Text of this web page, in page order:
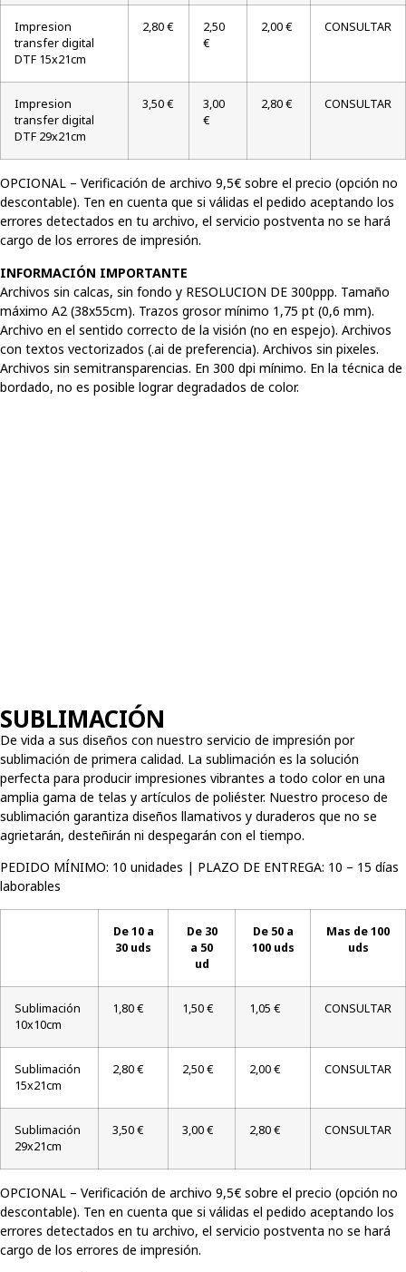
Impresion
transfer digital
DTF 15x21cm
2,80 €
2,50
€
2,00 € CONSULTAR
Impresion
transfer digital
DTF 29x21cm
3,50 €
3,00
€
2,80 € CONSULTAR
OPCIONAL – Verificación de archivo 9,5€ sobre el precio (opción no
descontable). Ten en cuenta que si válidas el pedido aceptando los
errores detectados en tu archivo, el servicio postventa no se hará
cargo de los errores de impresión.
INFORMACIÓN IMPORTANTE
Archivos sin calcas, sin fondo y RESOLUCION DE 300ppp. Tamaño
máximo A2 (38x55cm). Trazos grosor mínimo 1,75 pt (0,6 mm).
Archivo en el sentido correcto de la visión (no en espejo). Archivos
con textos vectorizados (.ai de preferencia). Archivos sin pixeles.
Archivos sin semitransparencias. En 300 dpi mínimo. En la técnica de
bordado, no es posible lograr degradados de color.
SUBLIMACIÓN
De vida a sus diseños con nuestro servicio de impresión por
sublimación de primera calidad. La sublimación es la solución
perfecta para producir impresiones vibrantes a todo color en una
amplia gama de telas y artículos de poliéster. Nuestro proceso de
sublimación garantiza diseños llamativos y duraderos que no se
agrietarán, desteñirán ni despegarán con el tiempo.
PEDIDO MÍNIMO: 10 unidades | PLAZO DE ENTREGA: 10 – 15 días
laborables
De 10 a
30 uds
De 30
a 50
ud
De 50 a
100 uds
Mas de 100
uds
Sublimación
10x10cm
1,80 € 1,50 € 1,05 € CONSULTAR
Sublimación
15x21cm
2,80 € 2,50 € 2,00 € CONSULTAR
Sublimación
29x21cm
3,50 € 3,00 € 2,80 € CONSULTAR
OPCIONAL – Verificación de archivo 9,5€ sobre el precio (opción no
descontable). Ten en cuenta que si válidas el pedido aceptando los
errores detectados en tu archivo, el servicio postventa no se hará
cargo de los errores de impresión.